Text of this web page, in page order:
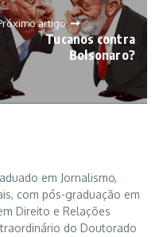
artigo
Tucanos contra
Bolsonaro?
em Jornalismo,
com pós-graduação em
Direito e Relações
do Doutorado